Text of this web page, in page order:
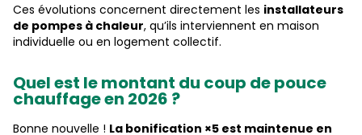
Ces évolutions concernent directement les installateurs
de pompes à chaleur, qu’ils interviennent en maison
individuelle ou en logement collectif.
Quel est le montant du coup de pouce
chauffage en 2026 ?
Bonne nouvelle ! La bonification ×5 est maintenue en